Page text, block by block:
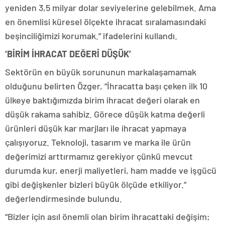
yeniden 3,5 milyar dolar seviyelerine gelebilmek. Ama
en önemlisi küresel ölçekte ihracat sıralamasındaki
beşinciliğimizi korumak.” ifadelerini kullandı.
‘BİRİM İHRACAT DEĞERİ DÜŞÜK’
Sektörün en büyük sorununun markalaşamamak
olduğunu belirten Özger, “İhracatta başı çeken ilk 10
ülkeye baktığımızda birim ihracat değeri olarak en
düşük rakama sahibiz. Görece düşük katma değerli
ürünleri düşük kar marjları ile ihracat yapmaya
çalışıyoruz. Teknoloji, tasarım ve marka ile ürün
değerimizi arttırmamız gerekiyor çünkü mevcut
durumda kur, enerji maliyetleri, ham madde ve işgücü
gibi değişkenler bizleri büyük ölçüde etkiliyor.”
değerlendirmesinde bulundu.
“Bizler için asıl önemli olan birim ihracattaki değişim;